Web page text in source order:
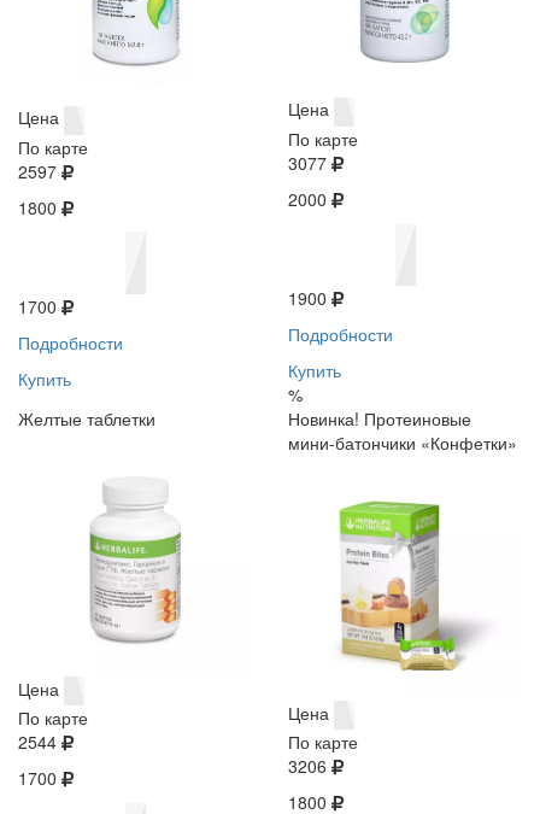
Цена
По карте
2597
1800
1700
Подробности
Купить
Цена
По карте
3077
2000
1900
Подробности
Купить
%
Желтые таблетки
Цена
По карте
2544
1700
Новинка! Протеиновые
мини-батончики «Конфетки»
Цена
По карте
3206
1800